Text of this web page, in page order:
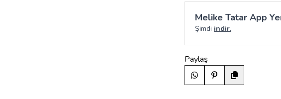
Melike Tatar App
Şimdi indir.
Paylaş